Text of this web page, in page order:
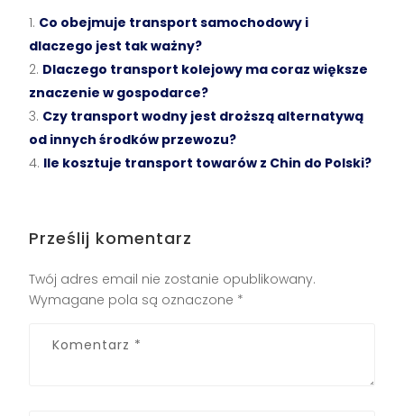
Co obejmuje transport samochodowy i
dlaczego jest tak ważny?
Dlaczego transport kolejowy ma coraz większe
znaczenie w gospodarce?
Czy transport wodny jest droższą alternatywą
od innych środków przewozu?
Ile kosztuje transport towarów z Chin do Polski?
Prześlij komentarz
Twój adres email nie zostanie opublikowany.
Wymagane pola są oznaczone *